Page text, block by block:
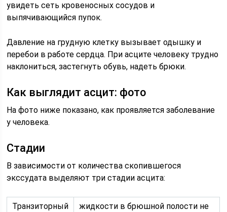
увидеть сеть кровеносных сосудов и
выпячивающийся пупок.
Давление на грудную клетку вызывает одышку и
перебои в работе сердца. При асците человеку трудно
наклониться, застегнуть обувь, надеть брюки.
Как выглядит асцит: фото
На фото ниже показано, как проявляется заболевание
у человека.
Стадии
В зависимости от количества скопившегося
экссудата выделяют три стадии асцита:
Транзиторный
жидкости в брюшной полости не